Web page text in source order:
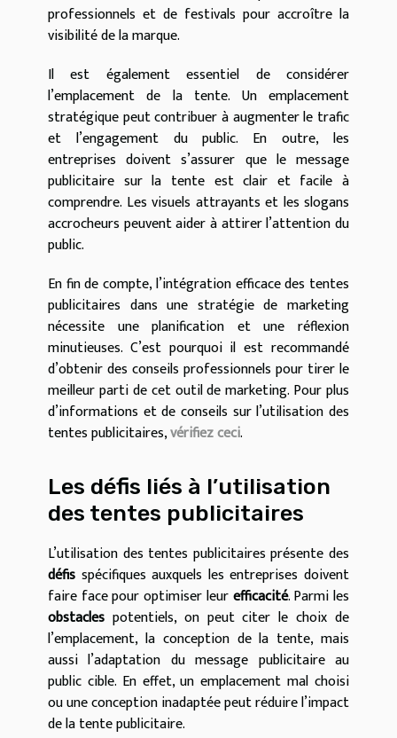
professionnels et de festivals pour accroître la
visibilité de la marque.
Il est également essentiel de considérer
l’emplacement de la tente. Un emplacement
stratégique peut contribuer à augmenter le trafic
et l’engagement du public. En outre, les
entreprises doivent s’assurer que le message
publicitaire sur la tente est clair et facile à
comprendre. Les visuels attrayants et les slogans
accrocheurs peuvent aider à attirer l’attention du
public.
En fin de compte, l’intégration efficace des tentes
publicitaires dans une stratégie de marketing
nécessite une planification et une réflexion
minutieuses. C’est pourquoi il est recommandé
d’obtenir des conseils professionnels pour tirer le
meilleur parti de cet outil de marketing. Pour plus
d’informations et de conseils sur l’utilisation des
tentes publicitaires,vérifiez ceci.
Les défis liés à l’utilisation
des tentes publicitaires
L’utilisation des tentes publicitaires présente des
défis spécifiques auxquels les entreprises doivent
faire face pour optimiser leurefficacité. Parmi les
obstacles potentiels, on peut citer le choix de
l’emplacement, la conception de la tente, mais
aussi l’adaptation du message publicitaire au
public cible. En effet, un emplacement mal choisi
ou une conception inadaptée peut réduire l’impact
de la tente publicitaire.